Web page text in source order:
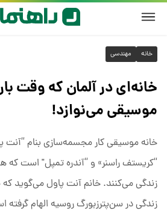
خانه مهندسی
خانه‌ای در آلمان که وقت
موسیقی می‌نوازد!
خانه موسیقی کار مجسمه‌سازی بنام “آنت
“کریستف راسنر» و “آندره تمپل" است
زندگی می‌کنند. خانم آنت پاول می‌گوید که
زندگی در سن‌پترزبورگ روسیه الهام گرفته